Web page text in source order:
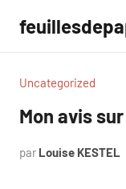
contenu
Uncategorized
Mon avis
par Louise KESTEL